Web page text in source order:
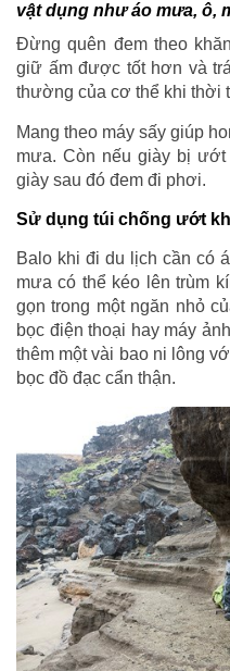
vật dụng như áo mưa, ô,
Đừng quên đem theo
giữ ấm được tốt hơn và
thường của cơ thể khi thời
Mang theo máy sấy giúp
mưa. Còn nếu giày bị
giày sau đó đem đi phơi.
Sử dụng túi chống ướt
Balo khi đi du lịch cần có
mưa có thể kéo lên trùm
gọn trong một ngăn nhỏ
bọc điện thoại hay máy
thêm một vài bao ni lông
bọc đồ đạc cẩn thận.